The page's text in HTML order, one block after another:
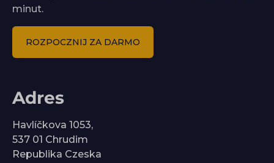
minut.
ROZPOCZNIJ ZA DARMO
Adres
Havlíčkova 1053,
537 01 Chrudim
Republika Czeska